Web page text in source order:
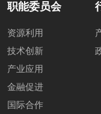
职能委员会
资源利用
技术创新
产业应用
金融促进
国际合作